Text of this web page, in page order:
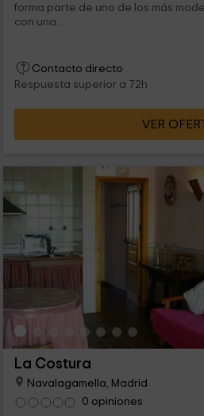
forma parte de uno de los más
con una...
Contacto directo
Respuesta superior a 72h
VER
La Costura
Navalagamella, Madrid
0 opiniones